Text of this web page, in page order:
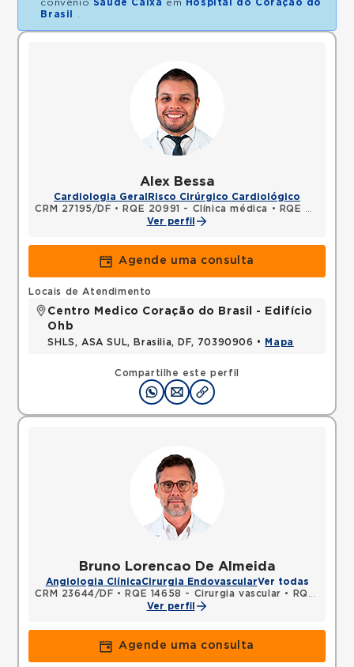
convênio Saude Caixa em
Hospital do Coração do
Brasil
Alex Bessa
Cardiologia Geral Risco Cirúrgico Cardiológico
CRM 27195/DF • RQE 20991 - Clínica médica •
RQE 24558 - Cardiologia
Ver perfil
Agende uma consulta
Compartilhe este perfil
Locais de Atendimento
Centro Medico Coração do Brasil - Edifício
Ohb
SHLS, ASA SUL, Brasilia, DF, 70390906 • Mapa
Bruno Lorencao De Almeida
Angiologia ClínicaCirurgia EndovascularVer todas
CRM 23644/DF • RQE 14658 - Cirurgia vascular •
RQE 14659 - Cirurgia geral
Ver perfil
Agende uma consulta